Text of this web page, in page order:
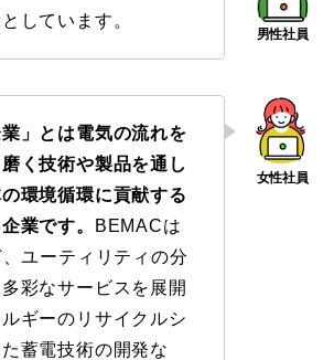
しています。
業」とは電気の流れを
く技術や製品を通し
環境循環に貢献する
業です。
BEMACは
ユーティリティの分
彩なサービスを展開
ギーのリサイクルシ
蓄電技術の開発な